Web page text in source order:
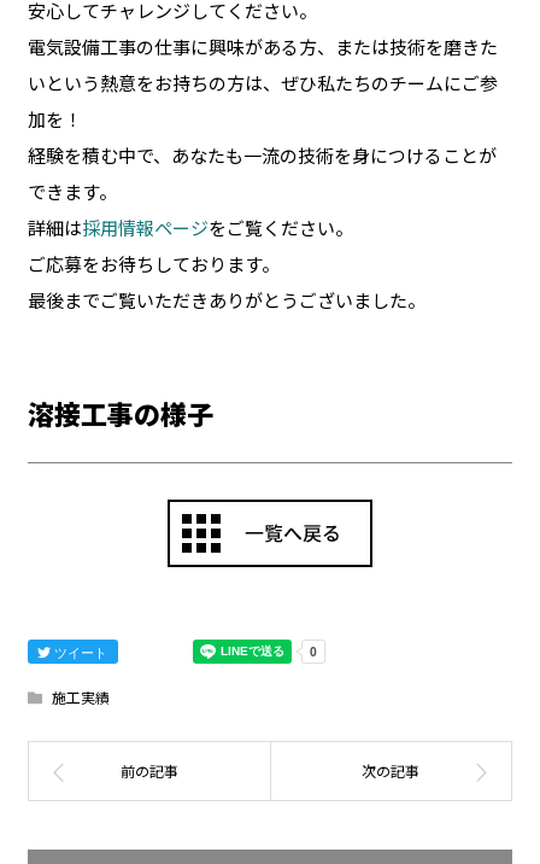
安心してチャレンジしてください。
電気設備工事の仕事に興味がある方、または技術を磨きた
いという熱意をお持ちの方は、ぜひ私たちのチームにご参
加を！
経験を積む中で、あなたも一流の技術を身につけることが
できます。
詳細は採用情報ページをご覧ください。
ご応募をお待ちしております。
最後までご覧いただきありがとうございました。
溶接工事の様子
ツイート
施工実績